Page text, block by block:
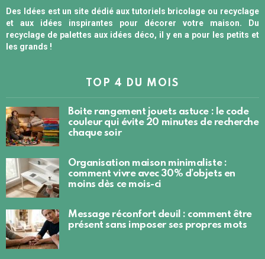
Des Idées est un site dédié aux tutoriels bricolage ou recyclage
et aux idées inspirantes pour décorer votre maison. Du
recyclage de palettes aux idées déco, il y en a pour les petits et
les grands !
TOP 4 DU MOIS
Boite rangement jouets astuce : le code
couleur qui évite 20 minutes de recherche
chaque soir
Organisation maison minimaliste :
comment vivre avec 30% d’objets en
moins dès ce mois-ci
Message réconfort deuil : comment être
présent sans imposer ses propres mots